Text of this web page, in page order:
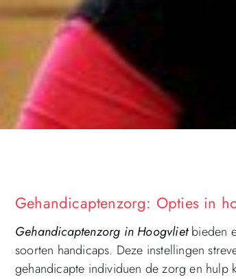
Gehandicaptenzorg: Opties in
Gehandicaptenzorg in Hoogvlietbieden
soorten handicaps. Deze instellingen
gehandicapte individuen de zorg en